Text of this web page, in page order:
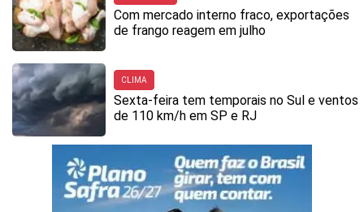
Com mercado interno fraco, exportações
de frango reagem em julho
CLIMA
Sexta-feira tem temporais no Sul e ventos
de 110 km/h em SP e RJ